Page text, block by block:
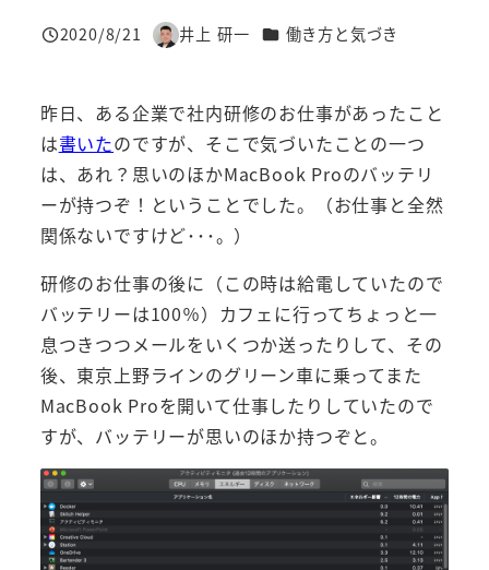
投稿日
2020/8/21
著
井上 研一 カテゴリー
働き方と気づき
昨日、ある企業で社内研修のお仕事があったこと
は書いたのですが、そこで気づいたことの一つ
は、あれ？思いのほかMacBook Proのバッテリ
ーが持つぞ！ということでした。（お仕事と全然
関係ないですけど･･･。）
研修のお仕事の後に（この時は給電していたので
バッテリーは100％）カフェに行ってちょっと一
息つきつつメールをいくつか送ったりして、その
後、東京上野ラインのグリーン車に乗ってまた
MacBook Proを開いて仕事したりしていたので
すが、バッテリーが思いのほか持つぞと。